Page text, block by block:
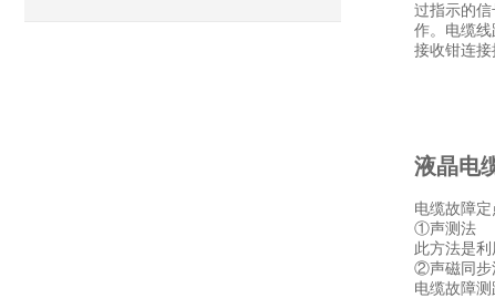
过指示的
作。电缆
接收钳连接
液晶电
电缆故障
①声测法
此方法是
②声磁同步
电缆故障